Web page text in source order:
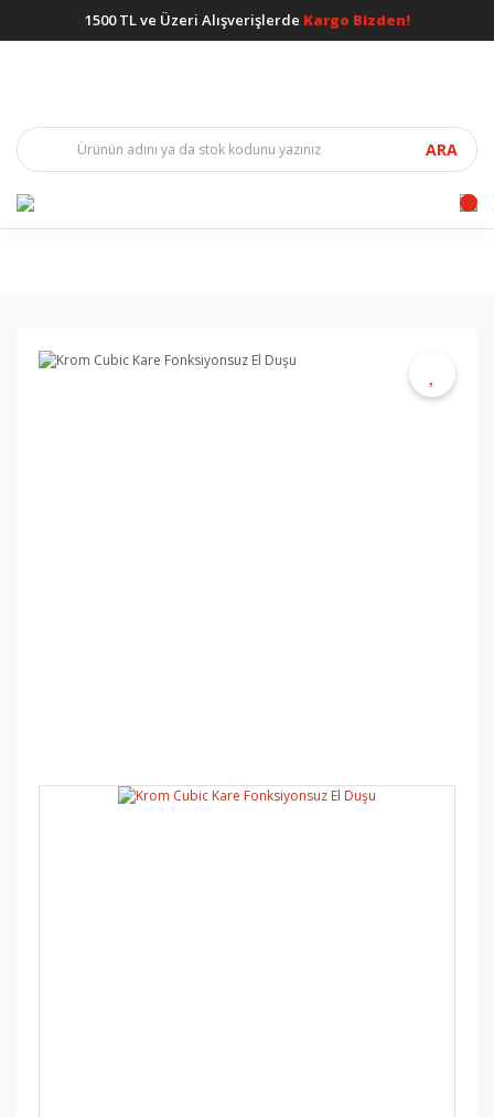
1500 TL ve Üzeri Alışverişlerde Kargo Bizden!
ARA